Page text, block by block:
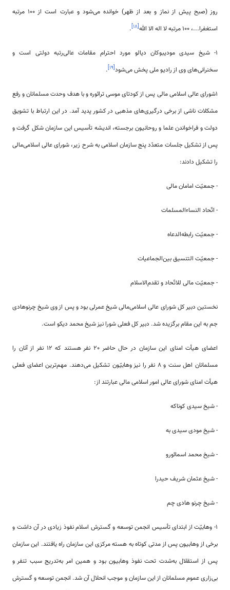
روز (صبح پیش از نماز و بعد از ظهر) خوانده می‌شود و عبارت است از 100 مرتبه
استغفرا...، 100 مرتبه لا اله الا الله
[۱۸]
.
1- شیخ سیدی مودیبوکان دیالو مورد احترام مقامات عالی‌رتبه دولتی است و
سخنرانی‌های وی از رادیو ملی پخش می‌شود[۱۹]
.
1شورای عالی اسلامی ‌مالی پس از کودتای موسی ترائوره و با هدف وحدت مسلمانان و رفع
مشکلات ناشی از برخی درگیری‌های مذهبی در کشور پدید آمد. در این ارتباط با تشویق
دولت و فراخواندن علما و روحانیون برجسته، ‌اندیشه تأسیس این سازمان شکل گرفت و
پس از تشکیل جلسات متعدّد پنج سازمان اسلامی‌ به شرح زیر، شورای عالی اسلامی‌مالی
را تشکیل دادند:
- جمعیّت امامان مالی
- اتّحاد النساء‌المسلمات
- جمعیّت رابطه‌الدعاه
- جمعیّت التنسیق بین‌الجماعیات
- جمعیّت مالی للاتّحاد و تقدم‌الاسلام
نخستین دبیر کل شورای عالی اسلامی‌مالی شیخ عمرلی بود و پس از وی شیخ چرنوهادی
جم به این مقام برگزیده شد. دبیر کل فعلی شورا نیز شیخ محمد دیکو است.
اعضای هیأت امنای این سازمان در حال حاضر 20 نفر هستند که 12 نفر از آنان را
مسلمانان اهل سنت و 8 نفر را نیز وهابیّون تشکیل می‌دهند. مهم‌‌‌ترین اعضای فعلی
هیأت امنای شورای عالی امور اسلامی ‌مالی عبارتند از:
- شیخ سیدی کوناکه
- شیخ مودی سیدی به
- شیخ محمد اسمائورو
- شیخ عثمان شریف حیدرا
- شیخ چرنو هادی چم
1- وهابیّت از ابتدای تأسیس انجمن توسعه و گسترش اسلام نفوذ زیادی در آن داشت و
برخی از وهابیون پس از مدتی کوتاه به هسته مرکزی این سازمان راه یافتند. این سازمان
پس از استقلال به‌شدت تحت نفوذ وهابیون بود و همین امر به‌تدریج سبب تنفر و
بی‌زاری عموم مسلمانان از این سازمان و موجب انحلال آن شد. انجمن توسعه و گسترش